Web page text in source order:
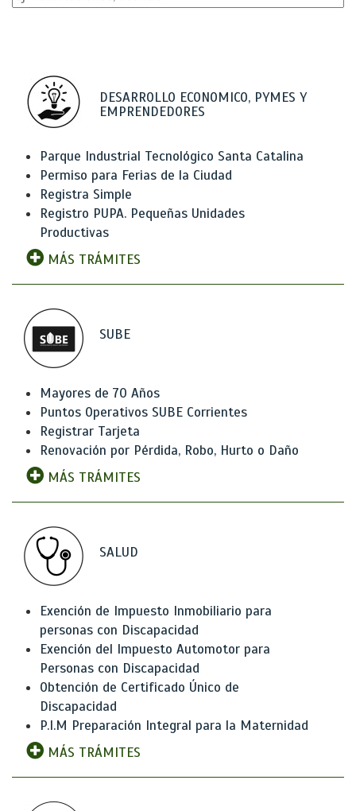
DESARROLLO ECONOMICO, PYMES Y
EMPRENDEDORES
Parque Industrial Tecnológico Santa Catalina
Permiso para Ferias de la Ciudad
Registra Simple
Registro PUPA. Pequeñas Unidades
Productivas
MÁS TRÁMITES
SUBE
Mayores de 70 Años
Puntos Operativos SUBE Corrientes
Registrar Tarjeta
Renovación por Pérdida, Robo, Hurto o Daño
MÁS TRÁMITES
SALUD
Exención de Impuesto Inmobiliario para
personas con Discapacidad
Exención del Impuesto Automotor para
Personas con Discapacidad
Obtención de Certificado Único de
Discapacidad
P.I.M Preparación Integral para la Maternidad
MÁS TRÁMITES